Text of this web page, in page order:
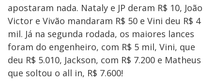
apostaram nada. Nataly e JP deram R$ 10, João
Victor e Vivão mandaram R$ 50 e Vini deu R$ 4
mil. Já na segunda rodada, os maiores lances
foram do engenheiro, com R$ 5 mil, Vini, que
deu R$ 5.010, Jackson, com R$ 7.200 e Matheus
que soltou o all in, R$ 7.600!